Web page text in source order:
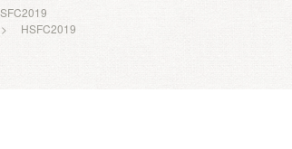
>
HSFC2019